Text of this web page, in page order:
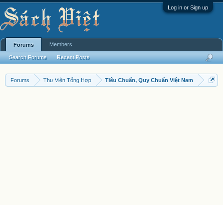
Log in or Sign up
Forums Thư Viện Tổng Hợp Tiêu Chuẩn, Quy Chuẩn Việt Nam
Forums
Search Forums Recent Posts
Members